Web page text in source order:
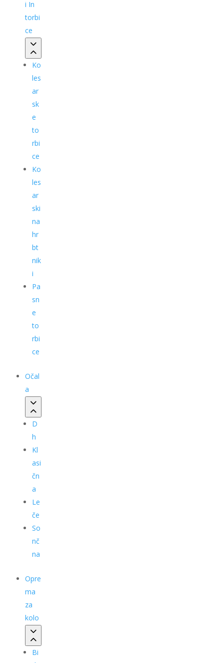
i In
torbi
ce
Ko
les
ar
sk
e
to
rbi
ce
Ko
les
ar
ski
na
hr
bt
nik
i
Pa
sn
e
to
rbi
ce
Očal
a
D
h
Kl
asi
čn
a
Le
če
So
nč
na
Opre
ma
za
kolo
Bi